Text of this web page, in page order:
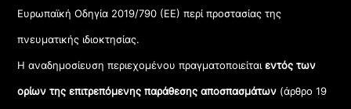
Ευρωπαϊκή Οδηγία 2019/790 (ΕΕ) περί προστασίας της
πνευματικής ιδιοκτησίας.
Η αναδημοσίευση περιεχομένου πραγματοποιείταιεντός των
ορίων της επιτρεπόμενης παράθεσης αποσπασμάτων (άρθρο 19